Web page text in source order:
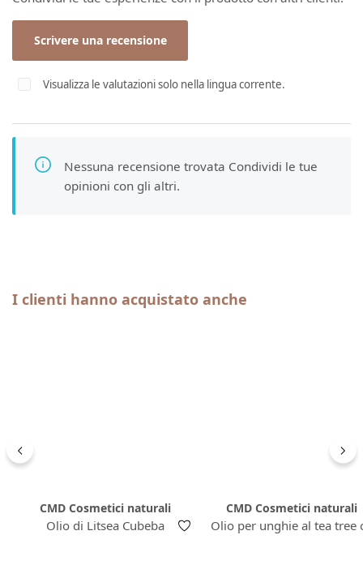
Scrivere una recensione
Visualizza le valutazioni solo nella lingua corrente.
Nessuna recensione trovata Condividi le tue
opinioni con gli altri.
Salta la galleria dei prodotti
I clienti hanno acquistato anche
CMD Cosmetici naturali
Olio di Litsea Cubeba
CMD Cosmetici naturali
Olio per unghie al tea tree